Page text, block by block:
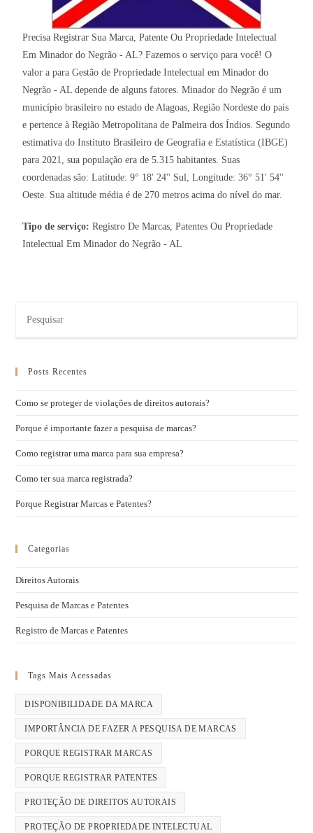
Precisa Registrar Sua Marca, Patente Ou Propriedade Intelectual
Em Minador do Negrão - AL? Fazemos o serviço para você! O
valor a para Gestão de Propriedade Intelectual em Minador do
Negrão - AL depende de alguns fatores. Minador do Negrão é um
município brasileiro no estado de Alagoas, Região Nordeste do país
e pertence à Região Metropolitana de Palmeira dos Índios. Segundo
estimativa do Instituto Brasileiro de Geografia e Estatística (IBGE)
para 2021, sua população era de 5.315 habitantes. Suas
coordenadas são: Latitude: 9° 18' 24'' Sul, Longitude: 36° 51' 54''
Oeste. Sua altitude média é de 270 metros acima do nível do mar.
Tipo de serviço:Registro De Marcas, Patentes Ou Propriedade
Intelectual Em Minador do Negrão - AL
Posts Recentes
Como se proteger de violações de direitos autorais?
Porque é importante fazer a pesquisa de marcas?
Como registrar uma marca para sua empresa?
Como ter sua marca registrada?
Porque Registrar Marcas e Patentes?
Categorias
Direitos Autorais
Pesquisa de Marcas e Patentes
Registro de Marcas e Patentes
Tags Mais Acessadas
DISPONIBILIDADE DA MARCA
IMPORTÂNCIA DE FAZER A PESQUISA DE MARCAS
PORQUE REGISTRAR MARCAS
PORQUE REGISTRAR PATENTES
PROTEÇÃO DE DIREITOS AUTORAIS
PROTEÇÃO DE PROPRIEDADE INTELECTUAL